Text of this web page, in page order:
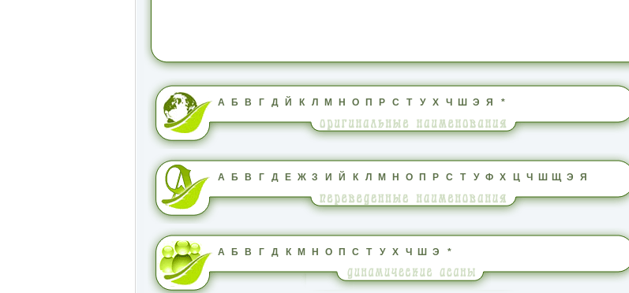
А Б В Г Д Й К Л М Н О П Р С Т У Х Ч Ш Э Я *
А Б В Г Д Е Ж З И Й К Л М Н О П Р С Т У Ф Х Ц Ч Ш Щ Э Я
А Б В Г Д К М Н О П С Т У Х Ч Ш Э *